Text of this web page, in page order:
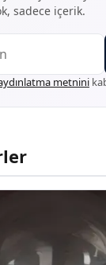
sadece içerik.
metnini